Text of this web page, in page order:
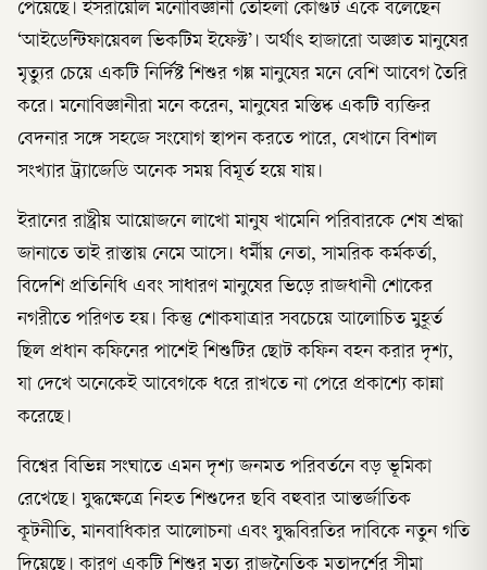
পেয়েছে। ইসরায়েলি মনোবিজ্ঞানী তেহিলা কোগুট একে বলেছেন
‘আইডেন্টিফায়েবল ভিকটিম ইফেক্ট’। অর্থাৎ হাজারো অজ্ঞাত মানুষের
মৃত্যুর চেয়ে একটি নির্দিষ্ট শিশুর গল্প মানুষের মনে বেশি আবেগ তৈরি
করে। মনোবিজ্ঞানীরা মনে করেন, মানুষের মস্তিষ্ক একটি ব্যক্তির
বেদনার সঙ্গে সহজে সংযোগ স্থাপন করতে পারে, যেখানে বিশাল
সংখ্যার ট্র্যাজেডি অনেক সময় বিমূর্ত হয়ে যায়।
ইরানের রাষ্ট্রীয় আয়োজনে লাখো মানুষ খামেনি পরিবারকে শেষ শ্রদ্ধা
জানাতে তাই রাস্তায় নেমে আসে। ধর্মীয় নেতা, সামরিক কর্মকর্তা,
বিদেশি প্রতিনিধি এবং সাধারণ মানুষের ভিড়ে রাজধানী শোকের
নগরীতে পরিণত হয়। কিন্তু শোকযাত্রার সবচেয়ে আলোচিত মুহূর্ত
ছিল প্রধান কফিনের পাশেই শিশুটির ছোট কফিন বহন করার দৃশ্য,
যা দেখে অনেকেই আবেগকে ধরে রাখতে না পেরে প্রকাশ্যে কান্না
করেছে।
বিশ্বের বিভিন্ন সংঘাতে এমন দৃশ্য জনমত পরিবর্তনে বড় ভূমিকা
রেখেছে। যুদ্ধক্ষেত্রে নিহত শিশুদের ছবি বহুবার আন্তর্জাতিক
কূটনীতি, মানবাধিকার আলোচনা এবং যুদ্ধবিরতির দাবিকে নতুন গতি
দিয়েছে। কারণ একটি শিশুর মৃত্যু রাজনৈতিক মতাদর্শের সীমা